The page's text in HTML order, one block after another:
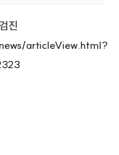
진
articleView.html?